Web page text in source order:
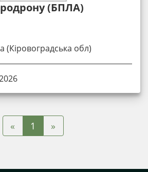
(БПЛА)
(Кіровоградська обл)
« 1 »